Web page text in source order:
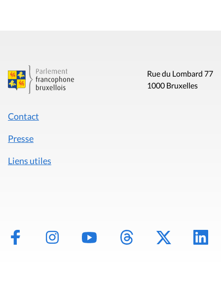
Rue du Lombard 77
1000 Bruxelles
Contact
Presse
Liens utiles